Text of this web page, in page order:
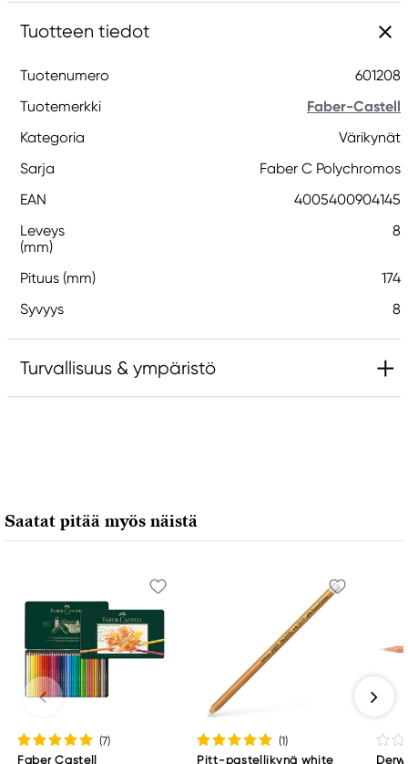
Tuotteen tiedot
Tuotenumero
601208
Tuotemerkki
Faber-Castell
Kategoria
Värikynät
Sarja
Faber C Polychromos
EAN
4005400904145
Leveys
(mm)
8
Pituus (mm)
174
Syvyys
8
Turvallisuus & ympäristö
90546 Stein, Germany
info@Faber-Castell.de
Saatat pitää myös näistä
(7)
Faber Castell
(1)
Pitt-pastellikynä white